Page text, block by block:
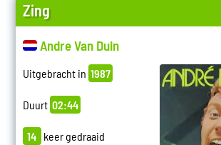
Zing
Andre Van Duin
Uitgebracht in 1987
Duurt 02:44
14 keer gedraaid